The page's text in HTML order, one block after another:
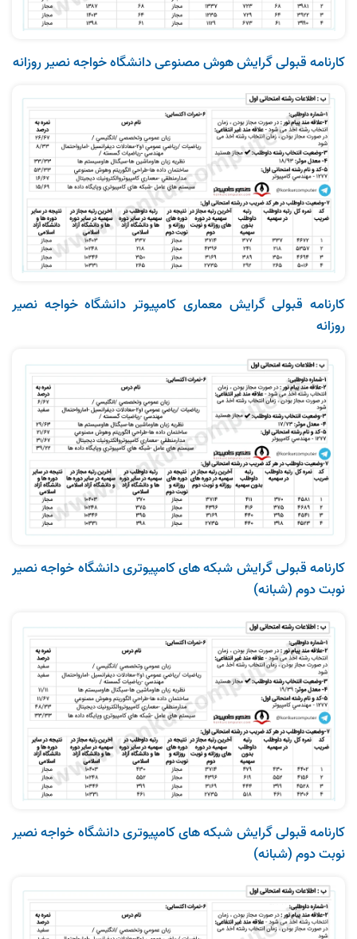
کارنامه قبولی گرایش هوش مصنوعی دانشگاه خواجه‌ نصیر روزانه
کارنامه قبولی گرایش معماری کامپیوتر دانشگاه خواجه‌ نصیر
روزانه
کارنامه قبولی گرایش شبکه‌ های کامپیوتری دانشگاه خواجه‌ نصیر
نوبت دوم (شبانه)
کارنامه قبولی گرایش شبکه‌ های کامپیوتری دانشگاه خواجه‌ نصیر
نوبت دوم (شبانه)